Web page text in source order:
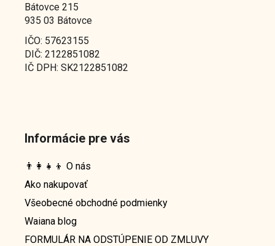
Bátovce 215
935 03 Bátovce
IČO: 57623155
DIČ: 2122851082
IČ DPH: SK2122851082
Informácie pre vás
👨‍👩‍👧‍👦 O nás
Ako nakupovať
Všeobecné obchodné podmienky
Waiana blog
FORMULÁR NA ODSTÚPENIE OD ZMLUVY